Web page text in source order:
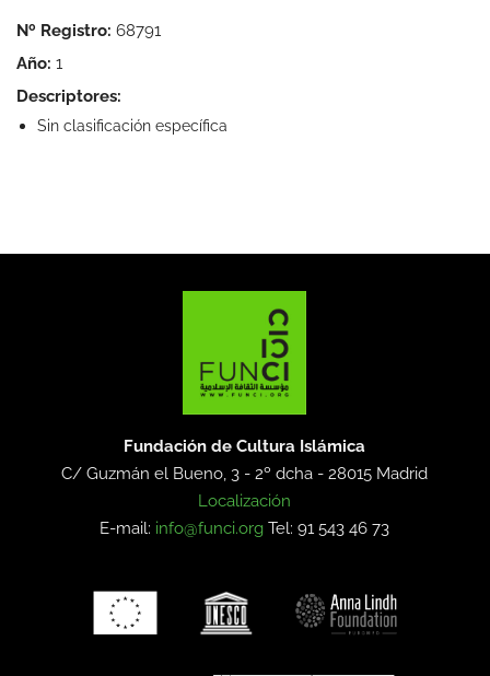
Nº Registro: 68791
Año: 1
Descriptores:
Sin clasificación específica
Fundación de Cultura Islámica
C/ Guzmán el Bueno, 3 - 2º dcha -28015 Madrid
Localización
E-mail: info@funci.org Tel: 91 543 46 73